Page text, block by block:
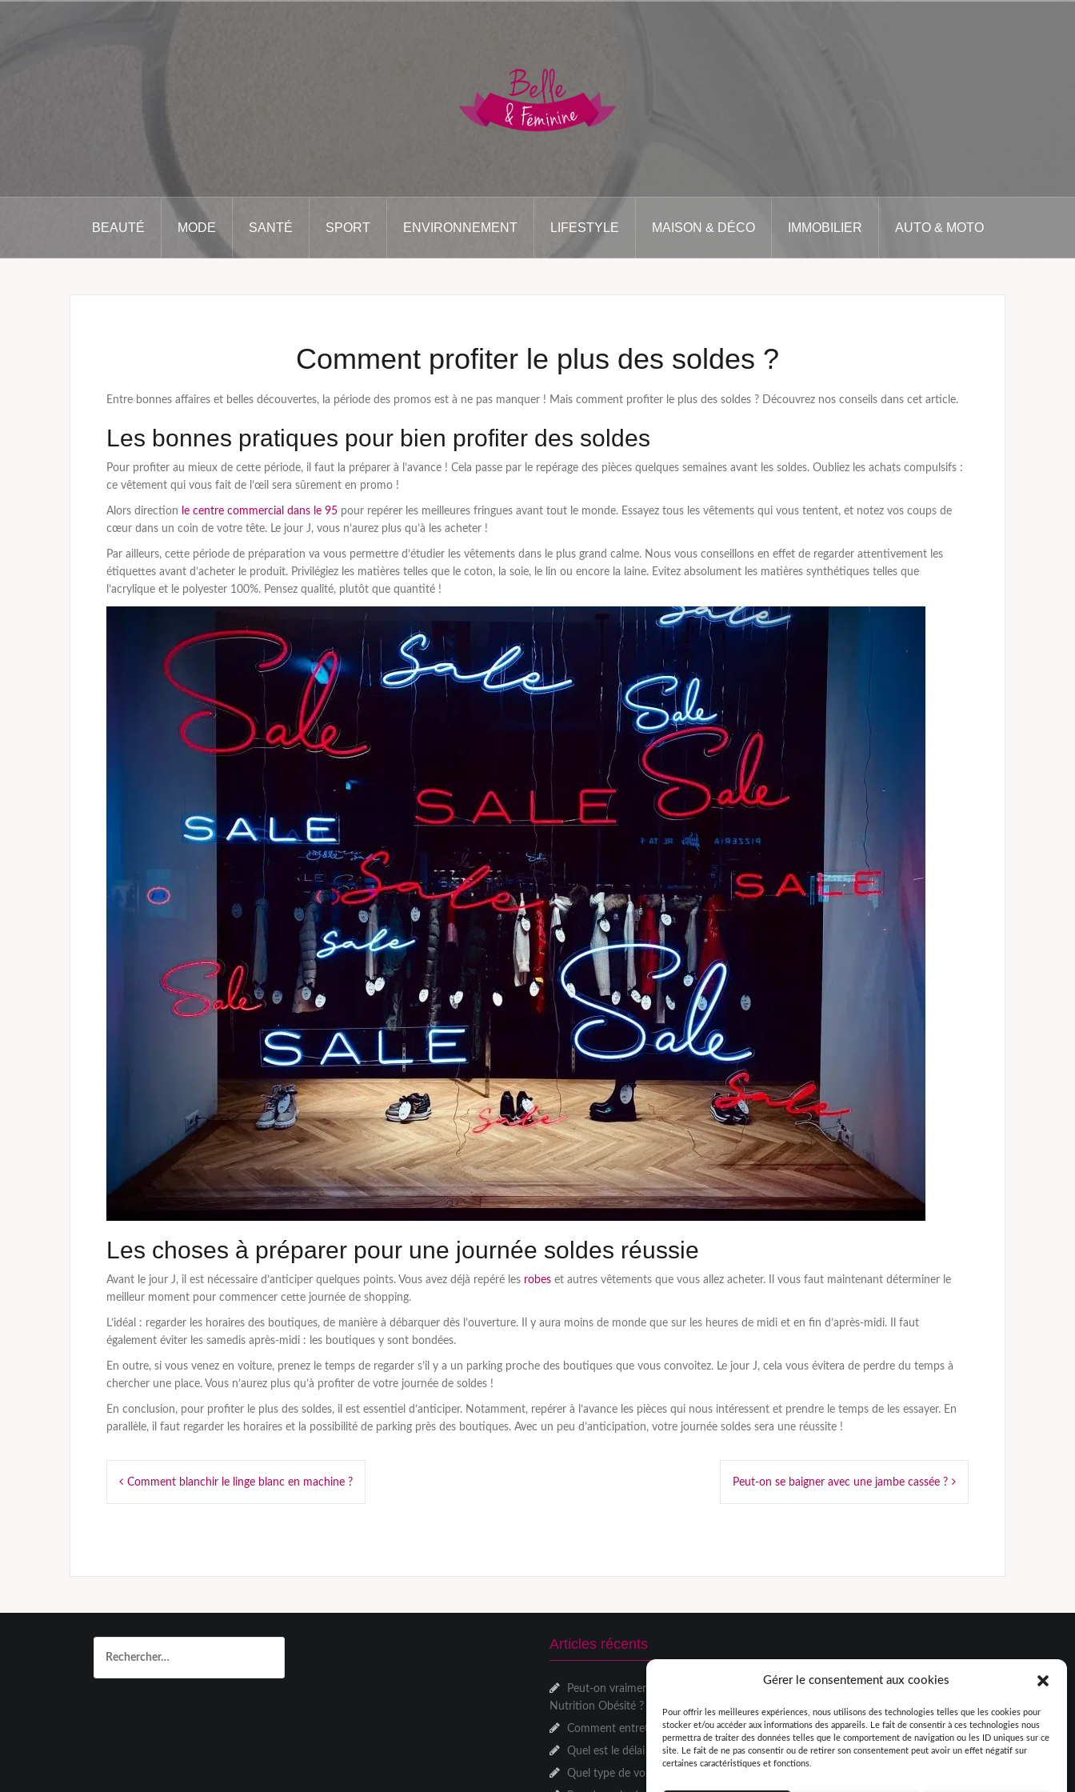
Gérer le consentement aux cookies
Pour offrir les meilleures expériences, nous utilisons des technologies telles que les cookies pour
stocker et/ou accéder aux informations des appareils. Le fait de consentir à ces technologies nous
permettra de traiter des données telles que le comportement de navigation ou les ID uniques sur ce
site. Le fait de ne pas consentir ou de retirer son consentement peut avoir un effet négatif sur
certaines caractéristiques et fonctions.
BEAUTÉ MODE SANTÉ SPORT ENVIRONNEMENT LIFESTYLE MAISON & DÉCO IMMOBILIER AUTO & MOTO
Comment profiter le plus des soldes ?
Entre bonnes affaires et belles découvertes, la période des promos est à ne pas manquer ! Mais comment profiter le plus des soldes ? Découvrez nos conseils dans cet article.
Les bonnes pratiques pour bien profiter des soldes
Pour profiter au mieux de cette période, il faut la préparer à l’avance ! Cela passe par le repérage des pièces quelques semaines avant les soldes. Oubliez les achats compulsifs :
ce vêtement qui vous fait de l’œil sera sûrement en promo !
Alors direction le centre commercial dans le 95 pour repérer les meilleures fringues avant tout le monde. Essayez tous les vêtements qui vous tentent, et notez vos coups de
cœur dans un coin de votre tête. Le jour J, vous n’aurez plus qu’à les acheter !
Par ailleurs, cette période de préparation va vous permettre d’étudier les vêtements dans le plus grand calme. Nous vous conseillons en effet de regarder attentivement les
étiquettes avant d’acheter le produit. Privilégiez les matières telles que le coton, la soie, le lin ou encore la laine. Evitez absolument les matières synthétiques telles que
l’acrylique et le polyester 100%. Pensez qualité, plutôt que quantité !
Les choses à préparer pour une journée soldes réussie
Avant le jour J, il est nécessaire d’anticiper quelques points. Vous avez déjà repéré les robes et autres vêtements que vous allez acheter. Il vous faut maintenant déterminer le
meilleur moment pour commencer cette journée de shopping.
L’idéal : regarder les horaires des boutiques, de manière à débarquer dès l’ouverture. Il y aura moins de monde que sur les heures de midi et en fin d’après-midi. Il faut
également éviter les samedis après-midi : les boutiques y sont bondées.
En outre, si vous venez en voiture, prenez le temps de regarder s’il y a un parking proche des boutiques que vous convoitez. Le jour J, cela vous évitera de perdre du temps à
chercher une place. Vous n’aurez plus qu’à profiter de votre journée de soldes !
En conclusion, pour profiter le plus des soldes, il est essentiel d’anticiper. Notamment, repérer à l’avance les pièces qui nous intéressent et prendre le temps de les essayer. En
parallèle, il faut regarder les horaires et la possibilité de parking près des boutiques. Avec un peu d’anticipation, votre journée soldes sera une réussite !
Navigation
Comment blanchir le linge blanc en machine ? Peut-on se baigner avec une jambe cassée ?
Articles récents
Peut-on vraiment changer durablement ses habitudes alimentaires grâce au SSR
Nutrition Obésité ?
Comment entretenir son logement étudiant facilement au quotidien ?
Quel est le délai pour déclarer un accident de voiture ?
Quel type de volet choisir pour ma maison contemporaine ?